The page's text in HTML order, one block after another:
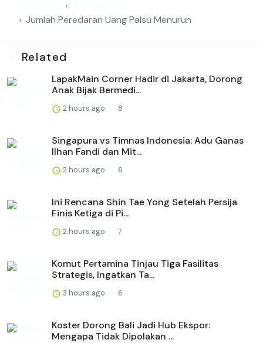
Jumlah Peredaran Uang Palsu Menurun
Related
LapakMain Corner Hadir di Jakarta, Dorong
Anak Bijak Bermedi...
2 hours ago 8
Singapura vs Timnas Indonesia: Adu Ganas
Ilhan Fandi dan Mit...
2 hours ago 6
Ini Rencana Shin Tae Yong Setelah Persija
Finis Ketiga di Pi...
2 hours ago 7
Komut Pertamina Tinjau Tiga Fasilitas
Strategis, Ingatkan Ta...
3 hours ago 6
Koster Dorong Bali Jadi Hub Ekspor:
Mengapa Tidak Dipolakan ...